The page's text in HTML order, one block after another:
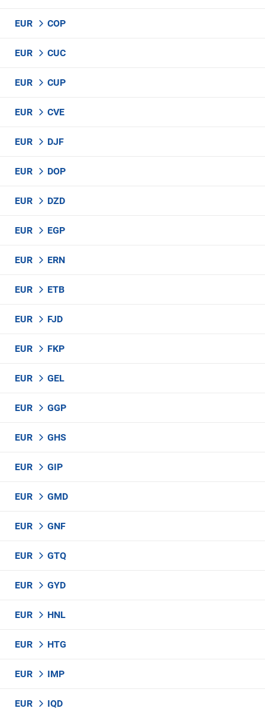
EUR COP
EUR CUC
EUR CUP
EUR CVE
EUR DJF
EUR DOP
EUR DZD
EUR EGP
EUR ERN
EUR ETB
EUR FJD
EUR FKP
EUR GEL
EUR GGP
EUR GHS
EUR GIP
EUR GMD
EUR GNF
EUR GTQ
EUR GYD
EUR HNL
EUR HTG
EUR IMP
EUR IQD